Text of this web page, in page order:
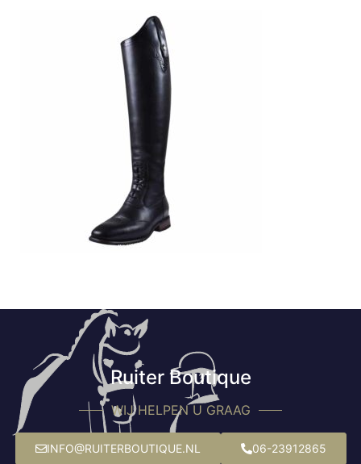
Ruiter Boutique
WIJ HELPEN U GRAAG
INFO@RUITERBOUTIQUE.NL 06-23912865